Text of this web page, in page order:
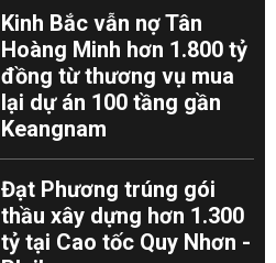
Kinh Bắc vẫn nợ Tân
Hoàng Minh hơn 1.800 tỷ
đồng từ thương vụ mua
lại dự án 100 tầng gần
Keangnam
Đạt Phương trúng gói
thầu xây dựng hơn 1.300
tỷ tại Cao tốc Quy Nhơn -